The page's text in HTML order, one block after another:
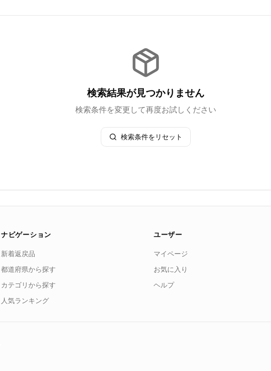
検索結果が見つかりません
検索条件を変更して再度お試しください
検索条件をリセット
ナビゲーション
新着返戻品
都道府県から探す
カテゴリから探す
人気ランキング
ユーザー
マイページ
お気に入り
ヘルプ